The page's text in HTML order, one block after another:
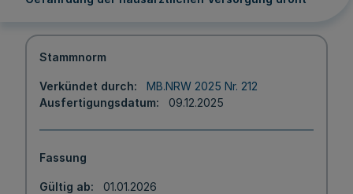
Stammnorm
Verkündet durch
MB.NRW 2025 Nr. 212
Ausfertigungsdatum
09.12.2025
Fassung
Gültig ab 01.01.2026